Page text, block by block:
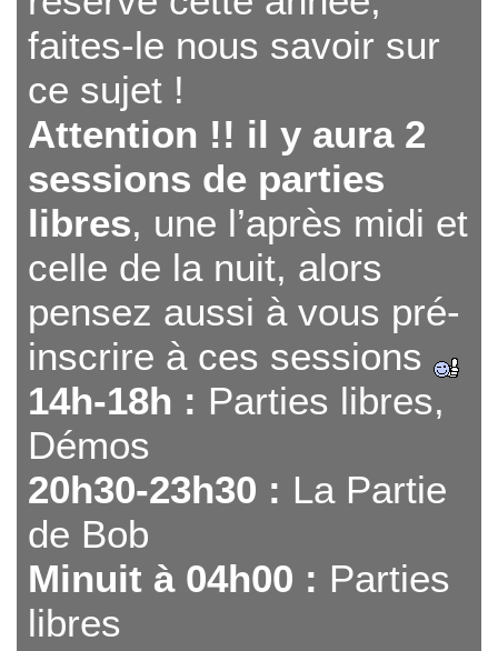
faites-le nous savoir sur
ce sujet !
Attention !! il y aura 2
sessions de parties
libres, une l’après midi et
celle de la nuit, alors
pensez aussi à vous pré-
inscrire à ces sessions
14h-18h : Parties libres,
Démos
20h30-23h30 : La Partie
de Bob
Minuit à 04h00 : Parties
libres